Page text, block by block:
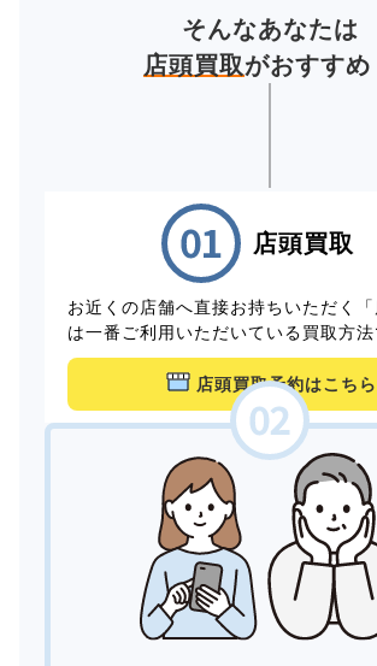
そんなあなたは
店頭買取がおすすめ
店頭買取
お近くの店舗へ直接お持ちいただく「
は一番ご利用いただいている買取方法
店頭買取予約はこちら